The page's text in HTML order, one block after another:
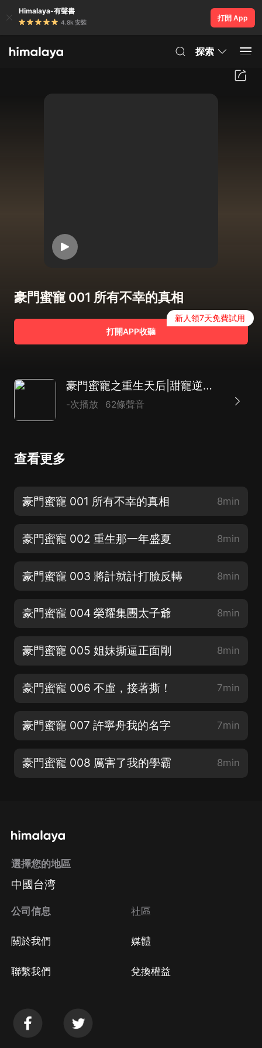
Himalaya-有聲書
4.8k 安裝
打開 App
探索
豪門蜜寵 001 所有不幸的真相
打開APP收聽
新人領7天免費試用
豪門蜜寵之重生天后|甜寵逆襲|復仇虐渣|現代言情|精品多人劇
-次播放 62條聲音
查看更多
豪門蜜寵 001 所有不幸的真相 8min
豪門蜜寵 002 重生那一年盛夏 8min
豪門蜜寵 003 將計就計打臉反轉 8min
豪門蜜寵 004 榮耀集團太子爺 8min
豪門蜜寵 005 姐妹撕逼正面剛 8min
豪門蜜寵 006 不虛，接著撕！ 7min
豪門蜜寵 007 許寧舟我的名字 7min
豪門蜜寵 008 厲害了我的學霸 8min
選擇您的地區
中國台湾
公司信息
關於我們
聯繫我們
社區
媒體
兌換權益